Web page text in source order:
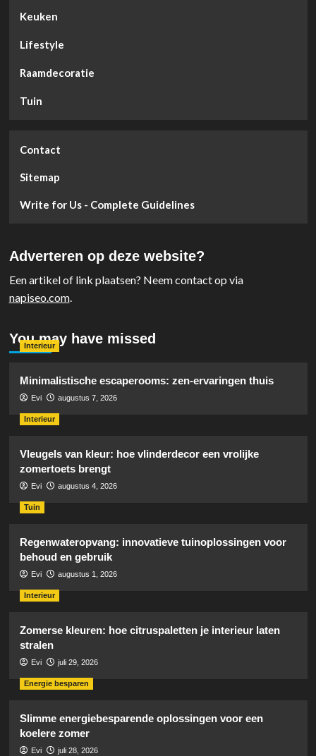
Keuken
Lifestyle
Raamdecoratie
Tuin
Contact
Sitemap
Write for Us - Complete Guidelines
Adverteren op deze website?
Een artikel of link plaatsen? Neem contact op via
napiseo.com.
You may have missed
Interieur
Minimalistische escaperooms: zen-ervaringen thuis
Evi augustus 7, 2026
Interieur
Vleugels van kleur: hoe vlinderdecor een vrolijke
zomertoets brengt
Evi augustus 4, 2026
Tuin
Regenwateropvang: innovatieve tuinoplossingen voor
behoud en gebruik
Evi augustus 1, 2026
Interieur
Zomerse kleuren: hoe citruspaletten je interieur laten
stralen
Evi juli 29, 2026
Energie besparen
Slimme energiebesparende oplossingen voor een
koelere zomer
Evi juli 28, 2026